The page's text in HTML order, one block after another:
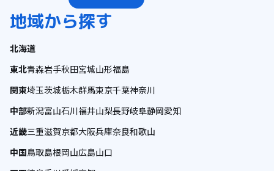
地域から探す
北海道
東北青森岩手秋田宮城山形福島
関東埼玉茨城栃木群馬東京千葉神奈川
中部新潟富山石川福井山梨長野岐阜静岡愛知
近畿三重滋賀京都大阪兵庫奈良和歌山
中国鳥取島根岡山広島山口